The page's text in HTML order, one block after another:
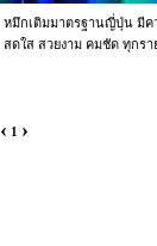
หมึกเติมมาตรฐานญี่ปุ่น มีค
สดใส สวยงาม คมชัด ทุกรา
‹ 1 ›